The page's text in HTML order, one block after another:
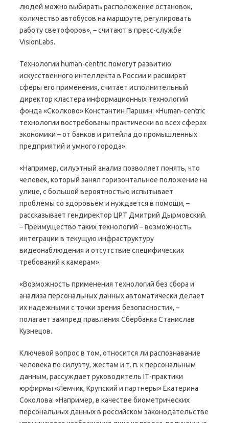
людей можно выбирать расположение остановок,
количество автобусов на маршруте, регулировать
работу светофоров», – считают в пресс-службе
VisionLabs.
Технологии human-centric помогут развитию
искусственного интеллекта в России и расширят
сферы его применения, считает исполнительный
директор кластера информационных технологий
фонда «Сколково» Константин Паршин: «Human-centric
технологии востребованы практически во всех сферах
экономики – от банков и ритейла до промышленных
предприятий и умного города».
«Например, силуэтный анализ позволяет понять, что
человек, который занял горизонтальное положение на
улице, с большой вероятностью испытывает
проблемы со здоровьем и нуждается в помощи, –
рассказывает гендиректор ЦРТ Дмитрий Дырмовский.
– Преимущество таких технологий – возможность
интеграции в текущую инфраструктуру
видеонаблюдения и отсутствие специфических
требований к камерам».
«Возможность применения технологий без сбора и
анализа персональных данных автоматически делает
их надежными с точки зрения безопасности», –
полагает зампред правления Сбербанка Станислав
Кузнецов.
Ключевой вопрос в том, относится ли распознавание
человека по силуэту, жестам и т. п. к персональным
данным, рассуждает руководитель IТ-практики
юрфирмы «Лемчик, Крупский и партнеры» Екатерина
Соколова: «Например, в качестве биометрических
персональных данных в российском законодательстве